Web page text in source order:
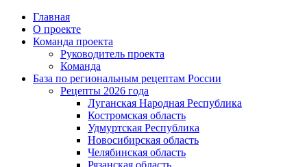
Главная
О проекте
Команда проекта
Руководитель проекта
Команда
База по региональным рецептам России
Рецепты 2026 года
Луганская Народная Республика
Костромская область
Удмуртская Республика
Новосибирская область
Челябинская область
Рязанская область